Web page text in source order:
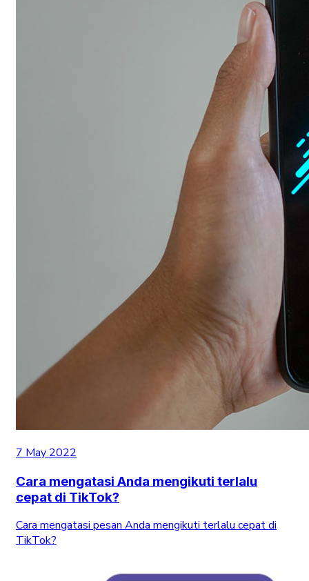
7 May 2022
Cara mengatasi Anda mengikuti terlalu
cepat di TikTok?
Cara mengatasi pesan Anda mengikuti terlalu cepat di
TikTok?